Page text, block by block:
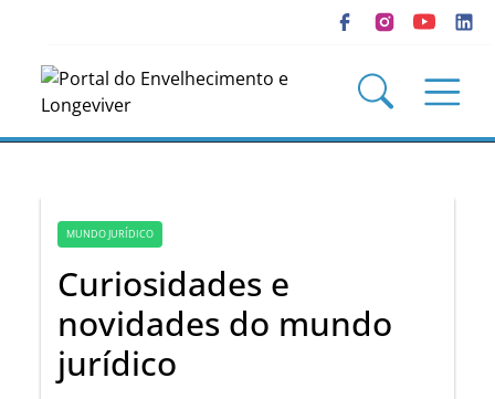
MUNDO JURÍDICO
Curiosidades e
novidades do mundo
jurídico